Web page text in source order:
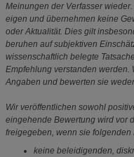
Meinungen der Verfasser
eigen und übernehmen keine
oder Aktualität. Dies gilt
beruhen auf subjektiven
wissenschaftlich belegte
Empfehlung verstanden werden.
Angaben und bewerten sie
Wir veröffentlichen sowohl
eingehende Bewertung wird vor
freigegeben, wenn sie folgenden
keine beleidigenden,